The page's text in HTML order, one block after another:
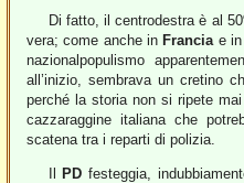
Di fatto, il centrodestra è al
vera; come anche in Franciae
nazionalpopulismo
all’inizio, sembrava un cretino
perché la storia non si ripete
cazzaraggine italiana che
scatena tra i reparti di polizia.
PD festeggia,